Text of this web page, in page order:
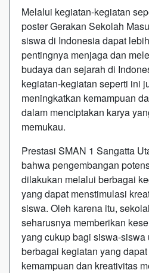
Melalui kegiatan-kegiatan
poster Gerakan Sekolah
siswa di Indonesia dapat
pentingnya menjaga dan
budaya dan sejarah di
kegiatan-kegiatan seperti ini
meningkatkan kemampuan
dalam menciptakan karya
memukau.
Prestasi SMAN 1 Sangatta
bahwa pengembangan
dilakukan melalui berbagai
yang dapat menstimulasi
siswa. Oleh karena itu,
seharusnya memberikan
yang cukup bagi siswa-siswa
berbagai kegiatan yang
kemampuan dan kreativitas